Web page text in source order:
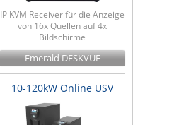
IP KVM Receiver für die Anzeige
von 16x Quellen auf 4x
Bildschirme
Emerald DESKVUE
10-120kW Online USV